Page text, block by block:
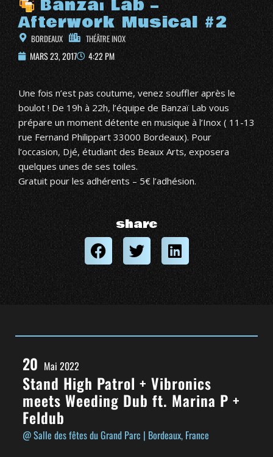
Banzaï Lab –
Afterwork Musical #2
BORDEAUX THÉÂTRE INOX
MARS 23, 2017 4:22 PM
Une fois n’est pas coutume, venez souffler après le
boulot ! De 19h à 22h, l’équipe de Banzaï Lab vous
prépare un moment détente en musique à l’Inox ( 11-13
rue Fernand Philippart 33000 Bordeaux). Pour
l’occasion, Djé, étudiant des Beaux Arts, exposera
quelques unes de ses toiles.
Gratuit pour les adhérents – 5€ l’adhésion.
share
20 Mai 2022
Stand High Patrol + Vibronics
meets Weeding Dub ft. Marina P +
Feldub
@ Salle des fêtes du Grand Parc | Bordeaux, France